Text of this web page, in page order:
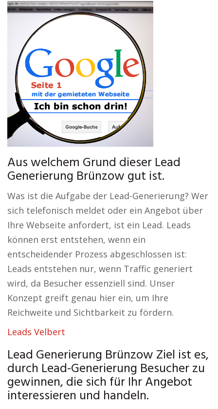
Aus welchem Grund dieser Lead
Generierung Brünzow gut ist.
Was ist die Aufgabe der Lead-Generierung? Wer
sich telefonisch meldet oder ein Angebot über
Ihre Webseite anfordert, ist ein Lead. Leads
können erst entstehen, wenn ein
entscheidender Prozess abgeschlossen ist:
Leads entstehen nur, wenn Traffic generiert
wird, da Besucher essenziell sind. Unser
Konzept greift genau hier ein, um Ihre
Reichweite und Sichtbarkeit zu fördern.
Leads Velbert
Lead Generierung Brünzow Ziel ist es,
durch Lead-Generierung Besucher zu
gewinnen, die sich für Ihr Angebot
interessieren und handeln.